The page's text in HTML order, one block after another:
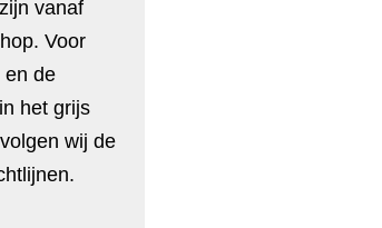
vanaf
Voor
en de
het grijs
wij de